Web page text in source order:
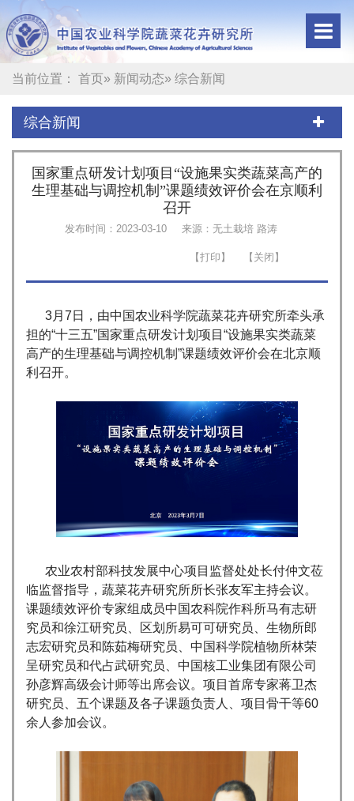
当前位置： 首页» 新闻动态» 综合新闻
综合新闻
国家重点研发计划项目“设施果实类蔬菜高产的
生理基础与调控机制”课题绩效评价会在京顺利
召开
发布时间：2023-03-10 来源：无土栽培 路涛
3月7日，由中国农业科学院蔬菜花卉研究所牵头承
担的“十三五”国家重点研发计划项目“设施果实类蔬菜
高产的生理基础与调控机制”课题绩效评价会在北京顺
利召开。
农业农村部科技发展中心项目监督处处长付仲文莅
临监督指导，蔬菜花卉研究所所长张友军主持会议。
课题绩效评价专家组成员中国农科院作科所马有志研
究员和徐江研究员、区划所易可可研究员、生物所郎
志宏研究员和陈茹梅研究员、中国科学院植物所林荣
呈研究员和代占武研究员、中国核工业集团有限公司
孙彦辉高级会计师等出席会议。项目首席专家蒋卫杰
研究员、五个课题及各子课题负责人、项目骨干等60
余人参加会议。